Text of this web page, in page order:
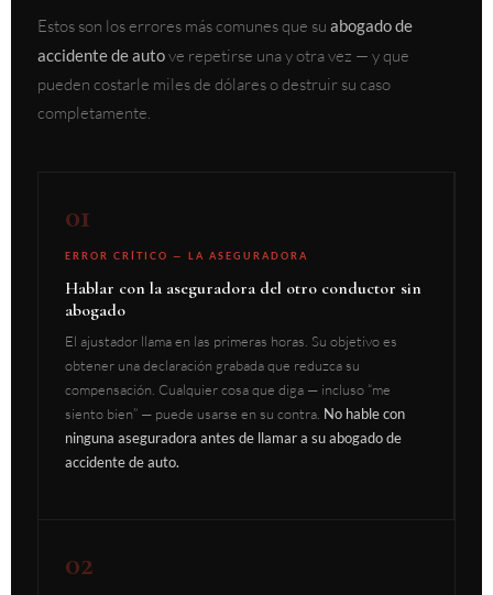
Estos son los errores más comunes que su abogado de
accidente de autove repetirse una y otra vez — y que
pueden costarle miles de dólares o destruir su caso
completamente.
01
ERROR CRÍTICO — LA ASEGURADORA
Hablar con la aseguradora del otro conductor sin
abogado
El ajustador llama en las primeras horas. Su objetivo es
obtener una declaración grabada que reduzca su
compensación. Cualquier cosa que diga — incluso “me
siento bien” — puede usarse en su contra. No hable con
ninguna aseguradora antes de llamar a su abogado de
accidente de auto.
02